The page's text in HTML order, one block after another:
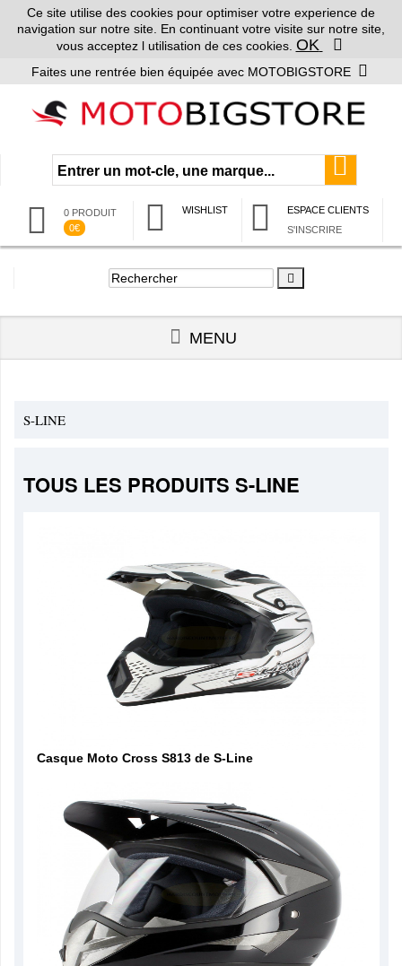
Ce site utilise des cookies pour optimiser votre experience de
navigation sur notre site. En continuant votre visite sur notre site,
vous acceptez l utilisation de ces cookies. OK
Faites une rentrée bien équipée avec MOTOBIGSTORE
0 PRODUIT
0€
WISHLIST
ESPACE CLIENTS
S'INSCRIRE
MENU
S-LINE
TOUS LES PRODUITS S-LINE
Casque Moto Cross S813 de S-Line